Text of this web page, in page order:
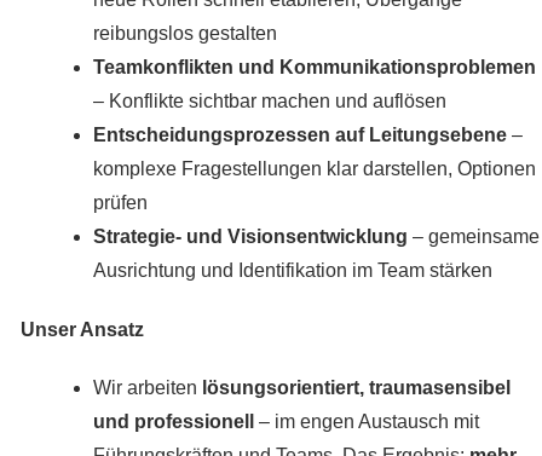
reibungslos gestalten
Teamkonflikten und Kommunikationsproblemen
– Konflikte sichtbar machen und auflösen
Entscheidungsprozessen auf Leitungsebene –
komplexe Fragestellungen klar darstellen, Optionen
prüfen
Strategie- und Visionsentwicklung – gemeinsame
Ausrichtung und Identifikation im Team stärken
Unser Ansatz
Wir arbeiten lösungsorientiert, traumasensibel
und professionell
– im engen Austausch mit